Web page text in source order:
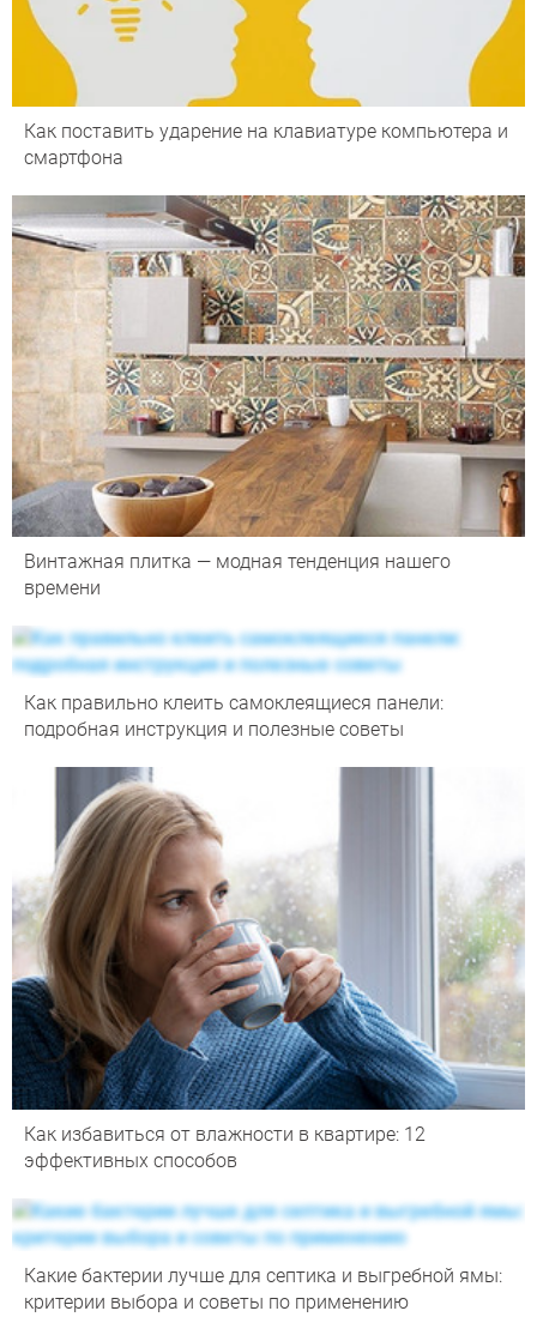
Как поставить ударение на клавиатуре компьютера и
смартфона
Винтажная плитка — модная тенденция нашего
времени
Как правильно клеить самоклеящиеся панели:
подробная инструкция и полезные советы
Как избавиться от влажности в квартире: 12
эффективных способов
Какие бактерии лучше для септика и выгребной ямы:
критерии выбора и советы по применению